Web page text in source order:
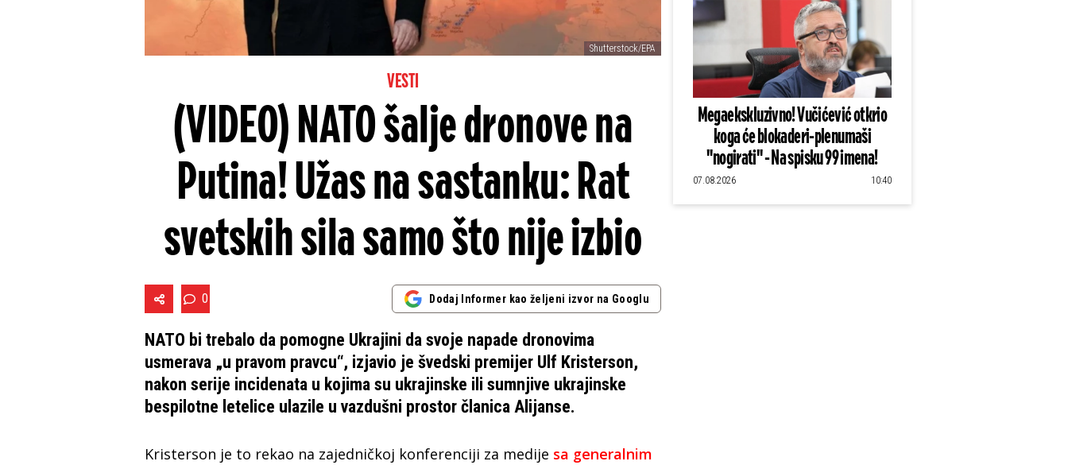
Shutterstock/EPA
VESTI
(VIDEO) NATO šalje dronove na
Putina! Užas na sastanku: Rat
svetskih sila samo što nije izbio
0 Dodaj Informer kao željeni izvor na Googlu
NATO bi trebalo da pomogne Ukrajini da svoje napade dronovima
usmerava „u pravom pravcu“, izjavio je švedski premijer Ulf Kristerson,
nakon serije incidenata u kojima su ukrajinske ili sumnjive ukrajinske
bespilotne letelice ulazile u vazdušni prostor članica Alijanse.
Kristerson je to rekao na zajedničkoj konferenciji za medije sa generalnim
Megaekskluzivno! Vučićević otkrio
koga će blokaderi-plenumaši
"nogirati" - Na spisku 99 imena!
07.08.2026 10:40